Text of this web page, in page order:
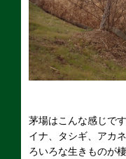
茅場はこんな感じで
イナ、タシギ、アカ
ろいろな生きものが